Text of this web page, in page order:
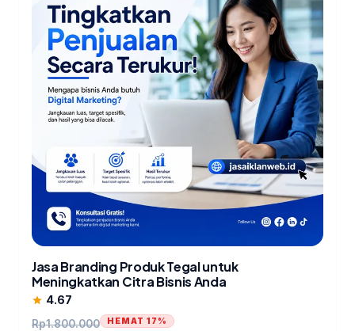
Jasa Branding Produk Tegal untuk
Meningkatkan Citra Bisnis Anda
star 4.67
Rp1.800.000 HEMAT 17%